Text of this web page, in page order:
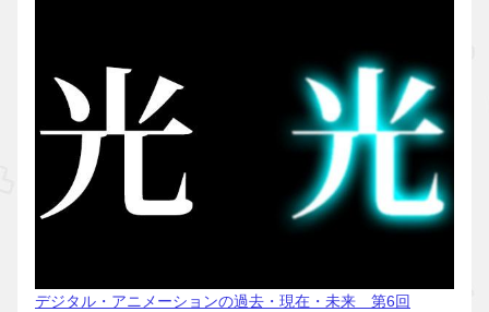
デジタル・アニメーションの過去・現在・未来 第6回